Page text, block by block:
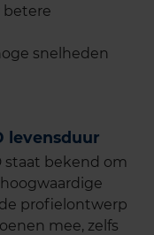
betere
snelheden
levensduur
staat bekend om
profielontwerp
mee, zelfs